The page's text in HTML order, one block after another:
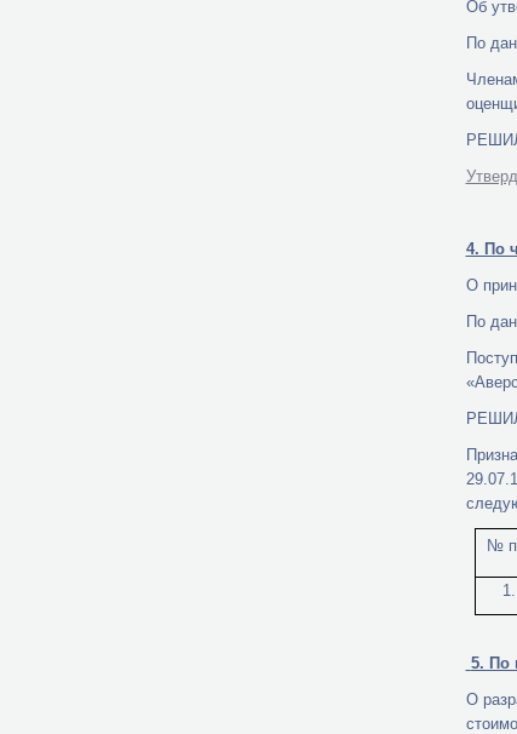
Об
По
Ч
4. По
О
По
№
1.
5. По
О